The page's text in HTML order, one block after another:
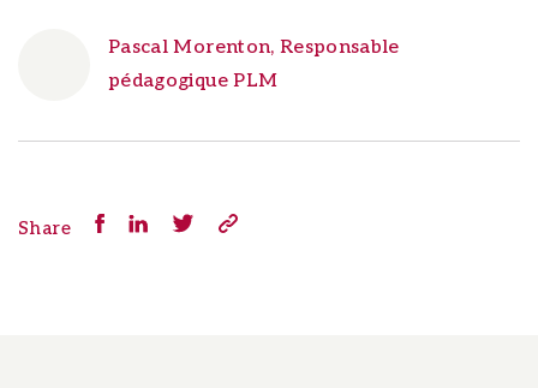
Pascal Morenton, Responsable
pédagogique PLM
Share